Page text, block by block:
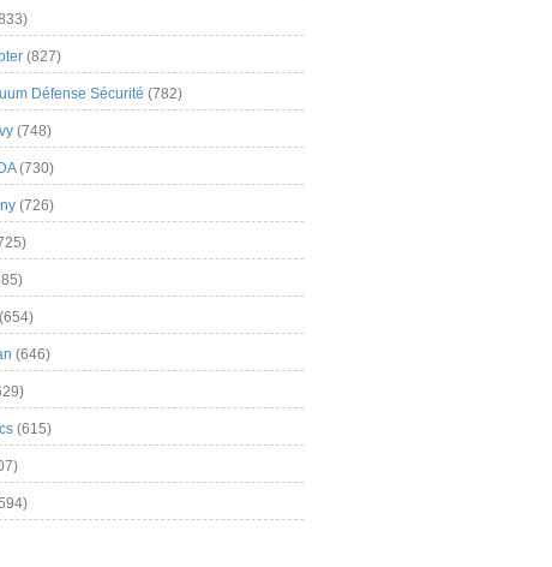
(827)
Défense Sécurité (782)
(748)
(730)
(726)
(654)
(646)
(615)